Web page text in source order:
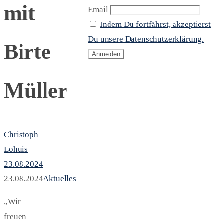
mit
Birte
Müller
Christoph
Lohuis
23.08.2024
23.08.2024Aktuelles
„Wir
freuen
Email
Indem Du fortfährst, akzeptierst
Du unsere Datenschutzerklärung.